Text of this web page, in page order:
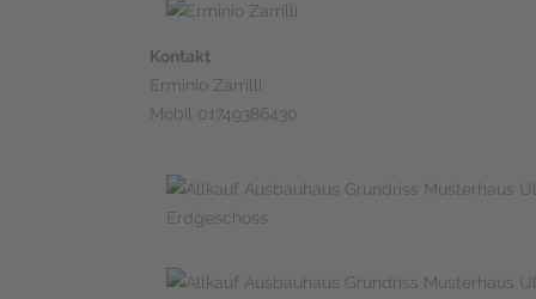
Kontakt
Erminio Zarrilli
Mobil 01749386430
Erdgeschoss